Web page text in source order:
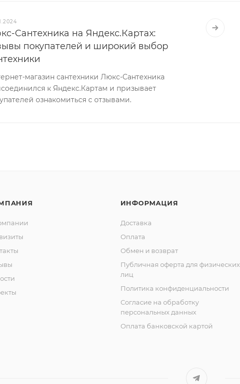
Сантехника на Яндекс.Картах:
покупателей и широкий выбор
магазин сантехники Люкс-Сантехника
к Яндекс.Картам и призывает
ознакомиться с отзывами.
ИНФОРМАЦИЯ
Доставка
Оплата
Обмен и возврат
Публичная оферта для физических
лиц
Политика конфиденциальности
Согласие на обработку
персональных данных
Оплата банковской картой